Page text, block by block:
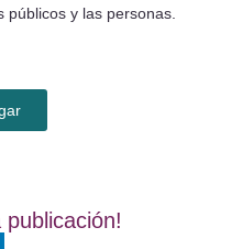
y las personas.
publicación!